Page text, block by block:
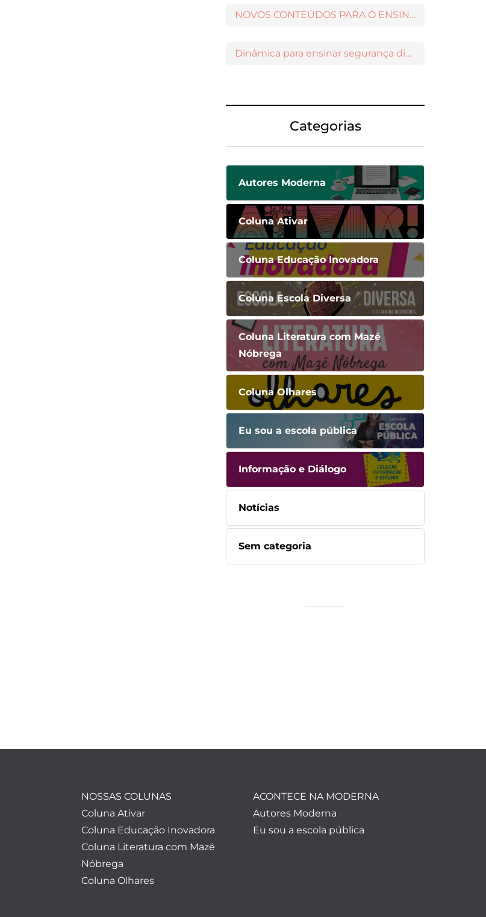
NOVOS CONTEÚDOS PARA O ENSINO MÉDIO DISPONÍVEIS NO MODERNAMIGOS
Dinâmica para ensinar segurança digital nos Anos Iniciais
Categorias
Autores Moderna
Coluna Ativar
Coluna Educação Inovadora
Coluna Escola Diversa
Coluna Literatura com Mazé
Nóbrega
Coluna Olhares
Eu sou a escola pública
Informação e Diálogo
Notícias
Sem categoria
NOSSAS COLUNAS
Coluna Ativar
Coluna Educação Inovadora
Coluna Literatura com Mazé
Nóbrega
Coluna Olhares
ACONTECE NA MODERNA
Autores Moderna
Eu sou a escola pública